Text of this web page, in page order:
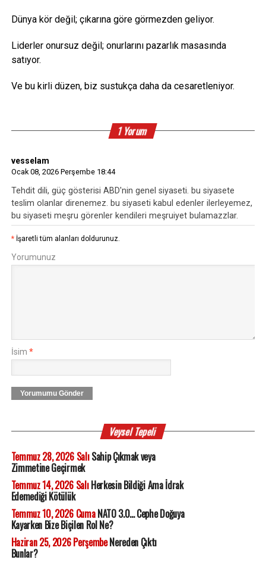
Dünya kör değil; çıkarına göre görmezden geliyor.
Liderler onursuz değil; onurlarını pazarlık masasında
satıyor.
Ve bu kirli düzen, biz sustukça daha da cesaretleniyor.
1 Yorum
vesselam
Ocak 08, 2026 Perşembe 18:44
Tehdit dili, güç gösterisi ABD'nin genel siyaseti. bu siyasete
teslim olanlar direnemez. bu siyaseti kabul edenler ilerleyemez,
bu siyaseti meşru görenler kendileri meşruiyet bulamazzlar.
* İşaretli tüm alanları doldurunuz.
Yorumunuz
İsim *
Yorumumu Gönder
Veysel Tepeli
Temmuz 28, 2026 SalıSahip Çıkmak veya
Zimmetine Geçirmek
Temmuz 14, 2026 SalıHerkesin Bildiği Ama İdrak
Edemediği Kötülük
Temmuz 10, 2026 CumaNATO 3.0... Cephe Doğuya
Kayarken Bize Biçilen Rol Ne?
Haziran 25, 2026 PerşembeNereden Çıktı
Bunlar?